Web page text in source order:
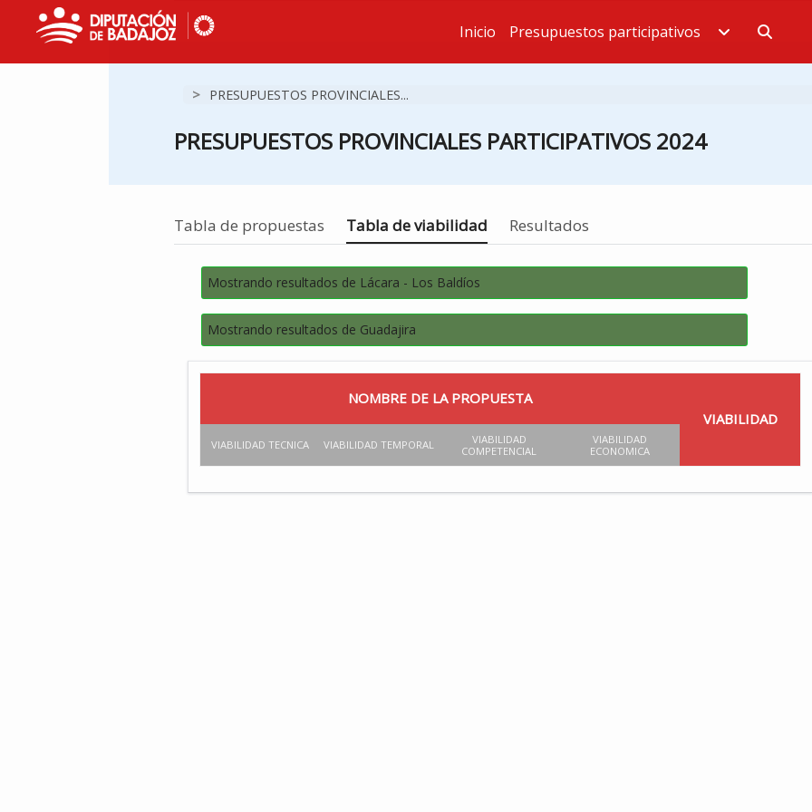
Estás en
Inicio Presupuestos participativos
> PRESUPUESTOS PROVINCIALES...
PRESUPUESTOS PROVINCIALES PARTICIPATIVOS 2024
Tabla de propuestas Estás en
Tabla de viabilidad Resultados
Mostrando resultados de Lácara - Los Baldíos
Mostrando resultados de Guadajira
NOMBRE DE LA PROPUESTA
VIABILIDAD
VIABILIDAD TECNICA VIABILIDAD TEMPORAL
VIABILIDAD
COMPETENCIAL
VIABILIDAD
ECONOMICA